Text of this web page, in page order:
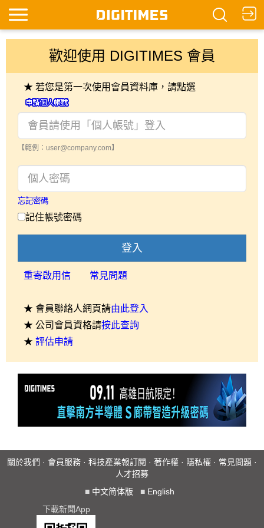
歡迎使用 DIGITIMES 會員
★ 若您是第一次使用會員資料庫，請點選
【範例：user@company.com】
忘記密碼
記住帳號密碼
登入
重寄啟用信 常見問題
★ 會員聯絡人網頁請由此登入
★ 公司會員資格請按此查詢
★ 評估申請
關於我們 · 會員服務 · 科技產業報訂閱 · 著作權 · 隱私權 · 常見問題 ·
人才招募
■ 中文简体版 ■ English
下載新聞App